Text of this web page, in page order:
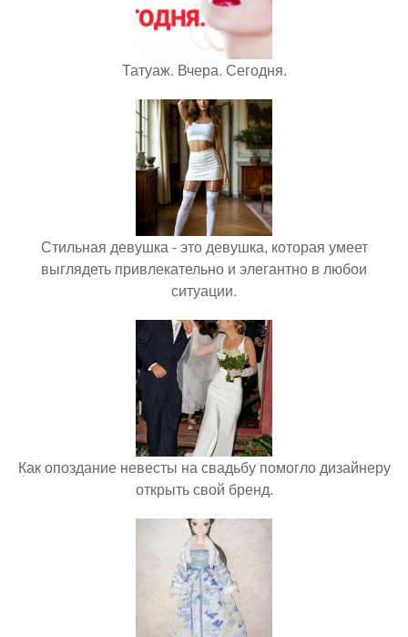
Татуаж. Вчера. Сегодня.
Стильная девушка - это девушка, которая умеет
выглядеть привлекательно и элегантно в любои
ситуации.
Как опоздание невесты на свадьбу помогло дизайнеру
открыть свой бренд.